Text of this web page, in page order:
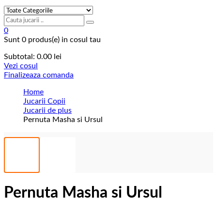
0
Sunt 0 produs(e) in cosul tau
Subtotal: 0.00 lei
Vezi cosul
Finalizeaza comanda
Home
Jucarii Copii
Jucarii de plus
Pernuta Masha si Ursul
Pernuta Masha si Ursul